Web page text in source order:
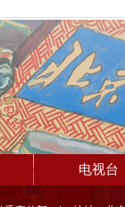
电视台